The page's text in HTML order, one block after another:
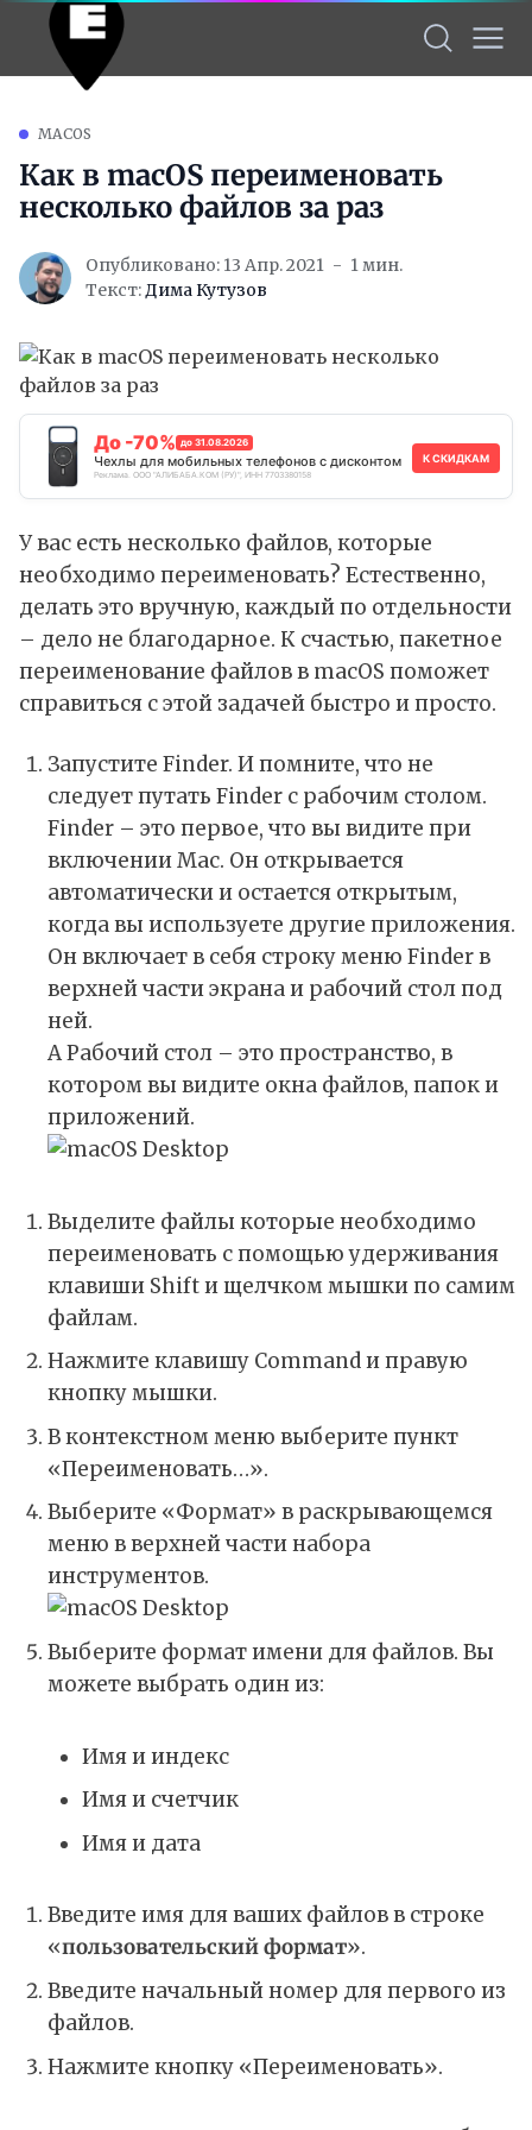
MACOS
Как в macOS переименовать
несколько файлов за раз
Опубликовано: 13 Апр. 2021
1 мин.
Текст:Дима Кутузов
До -70% до 31.08.2026
Чехлы для мобильных телефонов с дисконтом
Реклама. ООО "АЛИБАБА.КОМ (РУ)", ИНН 7703380158
К СКИДКАМ
У вас есть несколько файлов, которые
необходимо переименовать? Естественно,
делать это вручную, каждый по отдельности
– дело не благодарное. К счастью, пакетное
переименование файлов в macOS поможет
справиться с этой задачей быстро и просто.
Запустите Finder. И помните, что не
следует путать Finder с рабочим столом.
Finder– это первое, что вы видите при
включении Mac. Он открывается
автоматически и остается открытым,
когда вы используете другие приложения.
Он включает в себя строку меню Finder в
верхней части экрана и рабочий стол под
ней.
А Рабочий стол – это пространство, в
котором вы видите окна файлов, папок и
приложений.
Выделите файлы которые необходимо
переименовать с помощью удерживания
клавиши Shift и щелчком мышки по самим
файлам.
Нажмите клавишу Command и правую
кнопку мышки.
В контекстном меню выберите пункт
«Переименовать…».
Выберите «Формат» в раскрывающемся
меню в верхней части набора
инструментов.
Выберите формат имени для файлов. Вы
можете выбрать один из:
Имя и индекс
Имя и счетчик
Имя и дата
Введите имя для ваших файлов в строке
«пользовательский формат».
Введите начальный номер для первого из
файлов.
Нажмите кнопку «Переименовать».